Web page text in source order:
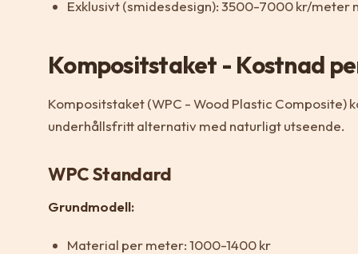
Exklusivt (smidesdesign): 3500-7000 kr/meter
Kompositstaket - Kostnad
Kompositstaket (WPC - Wood Plastic Composite)
underhållsfritt alternativ med naturligt utseende.
WPC Standard
Grundmodell:
Material per meter: 1000-1400 kr